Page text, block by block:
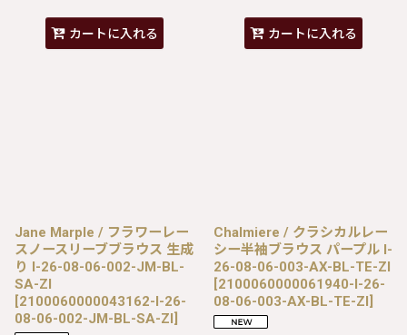
カートに入れる カートに入れる
Jane Marple / フラワーレー
スノースリーブブラウス 生成
り I-26-08-06-002-JM-BL-
SA-ZI
[2100060000043162-I-26-
08-06-002-JM-BL-SA-ZI]
Chalmiere / クラシカルレー
シー半袖ブラウス パープル I-
26-08-06-003-AX-BL-TE-ZI
[2100060000061940-I-26-
08-06-003-AX-BL-TE-ZI]